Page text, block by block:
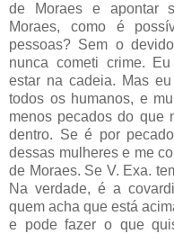
de Moraes e apontar
Moraes, como é
pessoas? Sem o
nunca cometi crime.
estar na cadeia. Mas
todos os humanos, e
menos pecados do que
dentro. Se é por
dessas mulheres e me
de Moraes. Se V. Exa.
Na verdade, é a
quem acha que está
e pode fazer o que